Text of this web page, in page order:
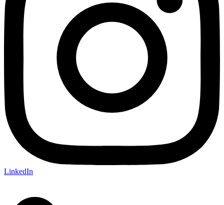
LinkedIn